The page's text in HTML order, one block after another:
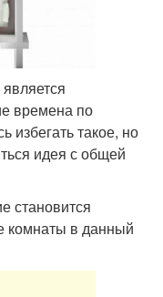
времена по
избегать такое, но
идея с общей
становится
комнаты в данный